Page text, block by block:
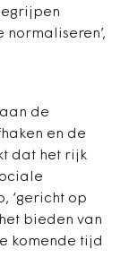
de
en de
dat het rijk
‘gericht op
bieden van
komende tijd